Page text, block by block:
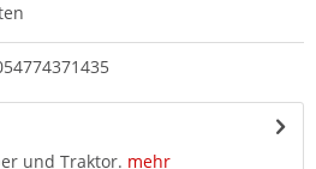
und Traktor. mehr